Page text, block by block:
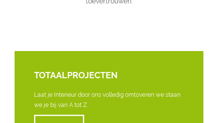
TOTAALPROJECTEN
Laat je Interieur door ons volledig omtoveren we staan
we je bij van A tot Z.